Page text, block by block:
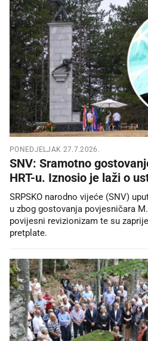
PONEDJELJAK 27.7.2026.
SNV: Sramotno
HRT-u. Iznosio je laži o
SRPSKO narodno vijeće (SNV)
u zbog gostovanja povjesničara
povijesni revizionizam te su
pretplate.